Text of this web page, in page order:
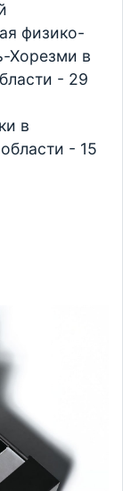
физико-
Хорезми в
- 29
в
- 15